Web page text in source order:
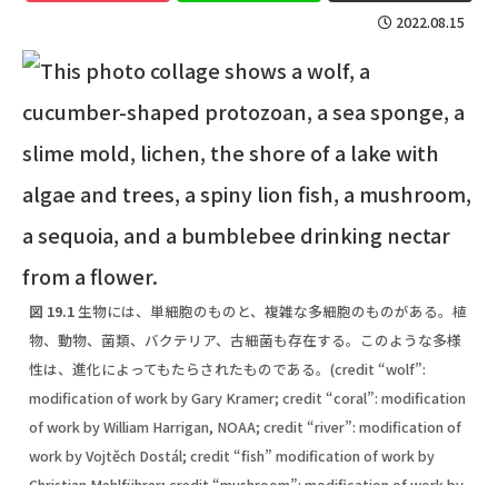
2022.08.15
図 19.1 生物には、単細胞のものと、複雑な多細胞のものがある。植
物、動物、菌類、バクテリア、古細菌も存在する。このような多様
性は、進化によってもたらされたものである。(credit “wolf”:
modification of work by Gary Kramer; credit “coral”: modification
of work by William Harrigan, NOAA; credit “river”: modification of
work by Vojtěch Dostál; credit “fish” modification of work by